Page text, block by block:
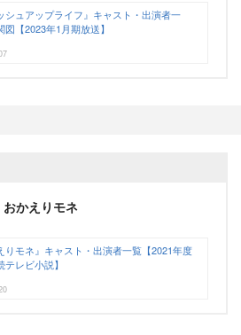
シュアップライフ』キャスト・出演者一
図【2023年1月期放送】
おかえりモネ
りモネ』キャスト・出演者一覧【2021年度
レビ小説】